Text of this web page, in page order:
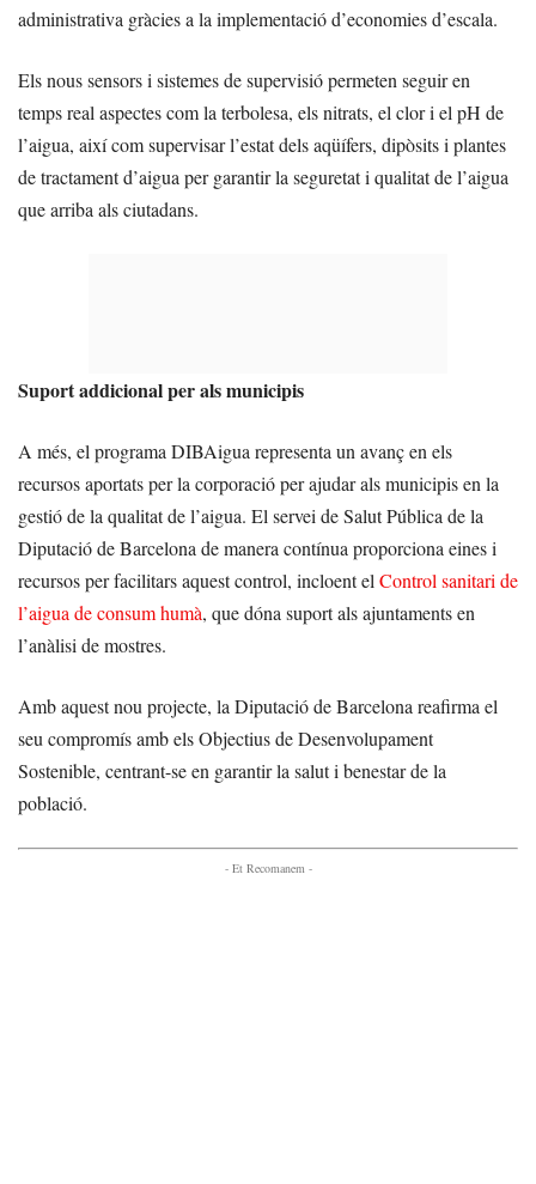
administrativa gràcies a la implementació d’economies d’escala.
Els nous sensors i sistemes de supervisió permeten seguir en
temps real aspectes com la terbolesa, els nitrats, el clor i el pH de
l’aigua, així com supervisar l’estat dels aqüífers, dipòsits i plantes
de tractament d’aigua per garantir la seguretat i qualitat de l’aigua
que arriba als ciutadans.
Suport addicional per als municipis
A més, el programa DIBAigua representa un avanç en els
recursos aportats per la corporació per ajudar als municipis en la
gestió de la qualitat de l’aigua. El servei de Salut Pública de la
Diputació de Barcelona de manera contínua proporciona eines i
recursos per facilitars aquest control, incloent el Control sanitari de
l’aigua de consum humà, que dóna suport als ajuntaments en
l’anàlisi de mostres.
Amb aquest nou projecte, la Diputació de Barcelona reafirma el
seu compromís amb els Objectius de Desenvolupament
Sostenible, centrant-se en garantir la salut i benestar de la
població.
- Et Recomanem -